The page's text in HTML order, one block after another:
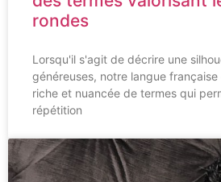
rondes
Lorsqu'il s'agit de décrire une
généreuses, notre langue
riche et nuancée de termes qui
répétition